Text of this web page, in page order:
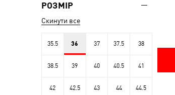
РОЗМІР
Скинути все
35.5 36 37 37.5 38
38.5 39 40 40.5 41
42 42.5 43 44 44.5